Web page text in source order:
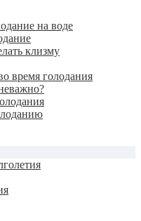
на воде
клизму
время голодания